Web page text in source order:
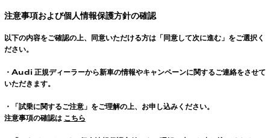
注意事項および個人情報保護方針の確認
以下の内容をご確認の上、同意いただける方は「同意して次に進む」をご選択く
ださい。
・ Audi 正規ディーラーから新車の情報やキャンペーンに関するご連絡をさせて
いただきます。
・「試乗に関するご注意」をご理解の上、お申し込みください。
注意事項の確認は こちら